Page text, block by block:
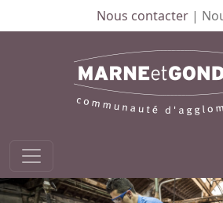
Nous contacter |